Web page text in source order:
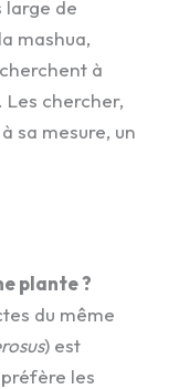
large de
mashua,
à
chercher,
sa mesure, un
plante ?
du même
) est
les